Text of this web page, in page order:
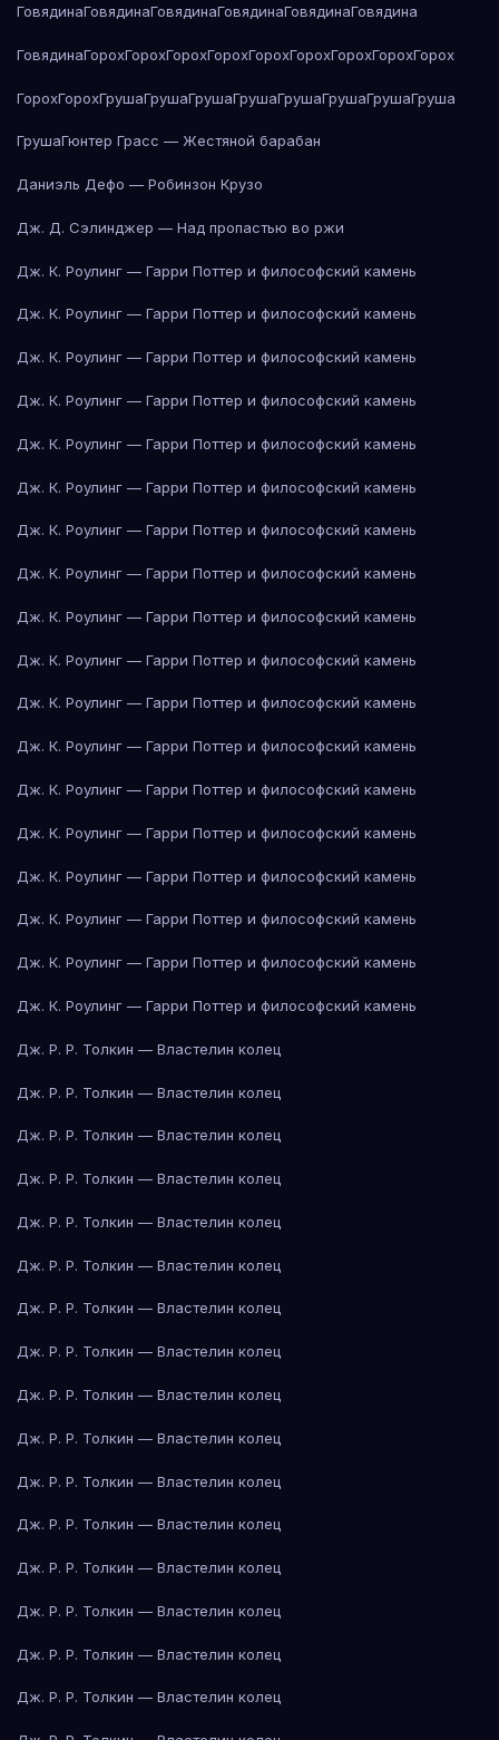
ГовядинаГовядинаГовядинаГовядинаГовядинаГовядина
ГовядинаГорохГорохГорохГорохГорохГорохГорохГорохГорох
ГорохГорохГрушаГрушаГрушаГрушаГрушаГрушаГрушаГруша
ГрушаГюнтер Грасс — Жестяной барабан
Даниэль Дефо — Робинзон Крузо
Дж. Д. Сэлинджер — Над пропастью во ржи
Дж. К. Роулинг — Гарри Поттер и философский камень
Дж. К. Роулинг — Гарри Поттер и философский камень
Дж. К. Роулинг — Гарри Поттер и философский камень
Дж. К. Роулинг — Гарри Поттер и философский камень
Дж. К. Роулинг — Гарри Поттер и философский камень
Дж. К. Роулинг — Гарри Поттер и философский камень
Дж. К. Роулинг — Гарри Поттер и философский камень
Дж. К. Роулинг — Гарри Поттер и философский камень
Дж. К. Роулинг — Гарри Поттер и философский камень
Дж. К. Роулинг — Гарри Поттер и философский камень
Дж. К. Роулинг — Гарри Поттер и философский камень
Дж. К. Роулинг — Гарри Поттер и философский камень
Дж. К. Роулинг — Гарри Поттер и философский камень
Дж. К. Роулинг — Гарри Поттер и философский камень
Дж. К. Роулинг — Гарри Поттер и философский камень
Дж. К. Роулинг — Гарри Поттер и философский камень
Дж. К. Роулинг — Гарри Поттер и философский камень
Дж. К. Роулинг — Гарри Поттер и философский камень
Дж. Р. Р. Толкин — Властелин колец
Дж. Р. Р. Толкин — Властелин колец
Дж. Р. Р. Толкин — Властелин колец
Дж. Р. Р. Толкин — Властелин колец
Дж. Р. Р. Толкин — Властелин колец
Дж. Р. Р. Толкин — Властелин колец
Дж. Р. Р. Толкин — Властелин колец
Дж. Р. Р. Толкин — Властелин колец
Дж. Р. Р. Толкин — Властелин колец
Дж. Р. Р. Толкин — Властелин колец
Дж. Р. Р. Толкин — Властелин колец
Дж. Р. Р. Толкин — Властелин колец
Дж. Р. Р. Толкин — Властелин колец
Дж. Р. Р. Толкин — Властелин колец
Дж. Р. Р. Толкин — Властелин колец
Дж. Р. Р. Толкин — Властелин колец